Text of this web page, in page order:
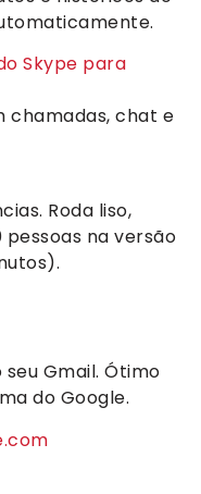
Skype para
chamadas, chat e
Roda liso,
na versão
Gmail. Ótimo
do Google.